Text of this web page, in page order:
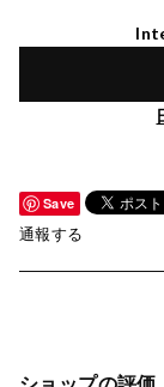
Save
通報する